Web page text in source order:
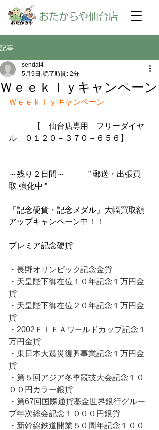
​おたからや仙台店
記事
Ｗｅｅｋｌｙキャンペーン
sendai4
5月9日 読了時間: 2分
Ｗｅｅｋｌｙキャンペーン
【　仙台店専用　フリーダイヤ
ル　０１２０－３７０－６５６】
～残り２日間～　　　” 郵送・出張買
取 強化中 ”
「記念硬貨・記念メダル」大幅買取額
アップキャンペーン中！！
プレミア記念硬貨
・長野オリンピック記念金貨
・天皇陛下御在位１０年記念１万円金
貨
・天皇陛下御在位２０年記念１万円金
貨
・2002ＦＩＦＡワールドカップ記念１
万円金貨
・東日本大震災復興事業記念１万円金
貨
・第５回アジア冬季競技大会記念１０
００円カラー銀貨
・第67回国際通貨基金世界銀行グルー
プ年次総会記念１０００円銀貨
・新幹線鉄道開業５０周年記念１００